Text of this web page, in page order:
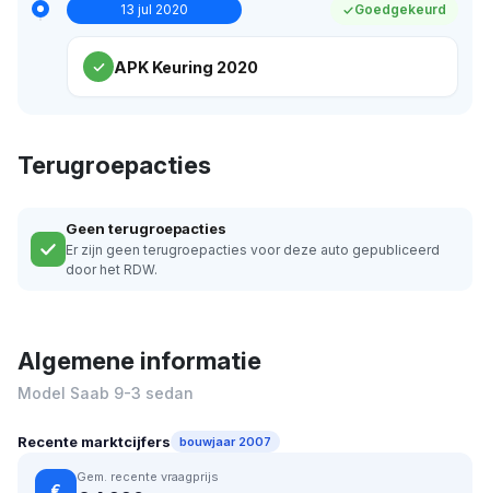
13 jul 2020 Goedgekeurd
APK Keuring 2020
Terugroepacties
Geen terugroepacties
Er zijn geen terugroepacties voor deze auto gepubliceerd
door het RDW.
Algemene informatie
Model Saab 9-3 sedan
Recente marktcijfers bouwjaar 2007
Gem. recente vraagprijs